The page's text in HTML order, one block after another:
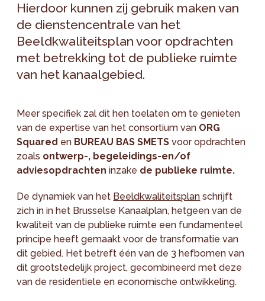
Hierdoor kunnen zij gebruik maken van
de dienstencentrale van het
Beeldkwaliteitsplan voor opdrachten
met betrekking tot de publieke ruimte
van het kanaalgebied.
Meer specifiek zal dit hen toelaten om te genieten
van de expertise van het consortium van ORG
Squared en BUREAU BAS SMETS voor opdrachten
zoals ontwerp-, begeleidings-en/of
adviesopdrachten inzake de publieke ruimte.
De dynamiek van het Beeldkwaliteitsplan schrijft
zich in in het Brusselse Kanaalplan, hetgeen van de
kwaliteit van de publieke ruimte een fundamenteel
principe heeft gemaakt voor de transformatie van
dit gebied. Het betreft één van de 3 hefbomen van
dit grootstedelijk project, gecombineerd met deze
van de residentiele en economische ontwikkeling.